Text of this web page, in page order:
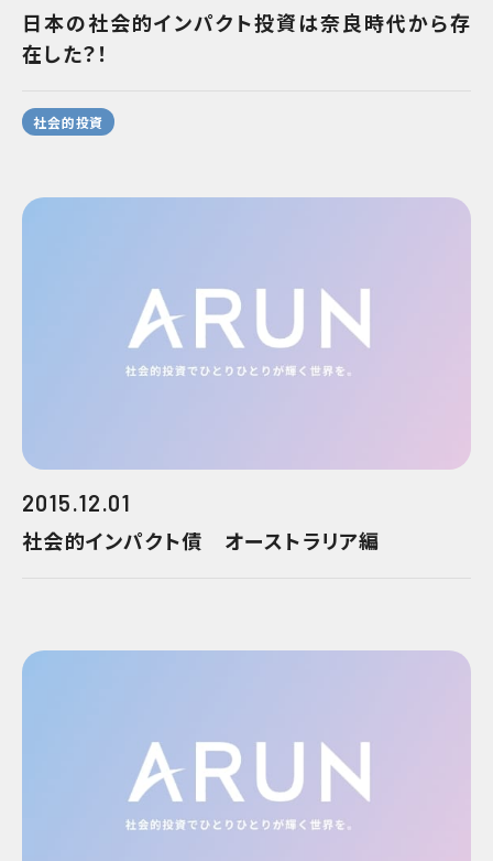
日本の社会的インパクト投資は奈良時代から存
在した？！
社会的投資
2015.12.01
社会的インパクト債 オーストラリア編